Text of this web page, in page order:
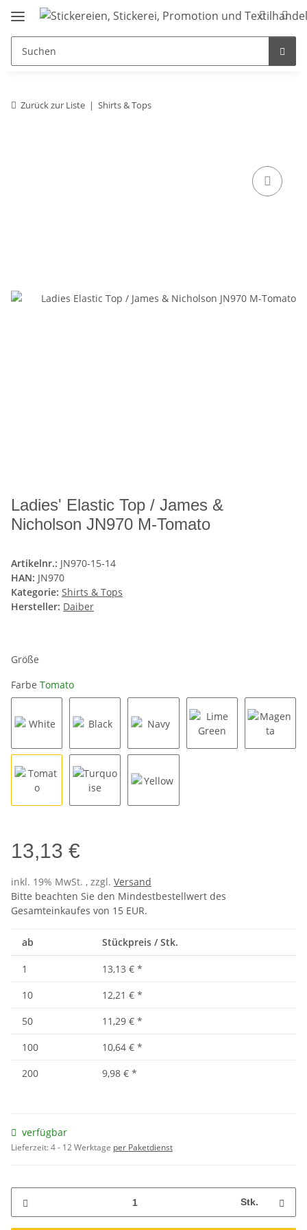
Zurück zur Liste Shirts & Tops
Ladies' Elastic Top / James &
Nicholson JN970 M-Tomato
Artikelnr.: JN970-15-14
HAN: JN970
Kategorie: Shirts & Tops
Hersteller: Daiber
Größe
Farbe Tomato
White Black Navy
13,13 €
inkl. 19% MwSt. , zzgl. Versand
Bitte beachten Sie den Mindestbestellwert des
Gesamteinkaufes von 15 EUR.
ab Stückpreis / Stk.
1 13,13 € *
10
12,21 € *
50
11,29 € *
100
10,64 € *
200
9,98 € *
verfügbar
Lieferzeit:4 - 12 Werktage per Paketdienst
Stk.